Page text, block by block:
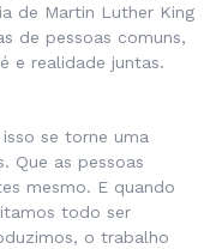
de Martin Luther King
de pessoas comuns,
e realidade juntas.
se torne uma
Que as pessoas
mesmo. E quando
todo ser
o trabalho